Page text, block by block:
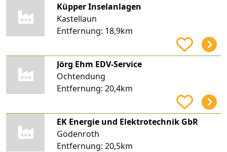
Küpper Inselanlagen
Kastellaun
Entfernung: 18,9km
Jörg Ehm EDV-Service
Ochtendung
Entfernung: 20,4km
EK Energie und Elektrotechnik GbR
Gödenroth
Entfernung: 20,5km